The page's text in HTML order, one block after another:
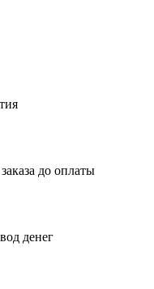
до оплаты
денег